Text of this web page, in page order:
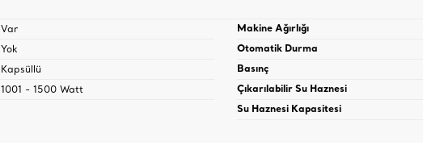
Var
Yok
Kapsüllü
1001 - 1500 Watt
Makine Ağırlığı
Otomatik Durma
Basınç
Çıkarılabilir Su Haznesi
Su Haznesi Kapasitesi